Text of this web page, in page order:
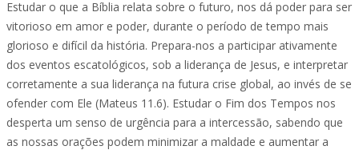
Estudar o que a Bíblia relata sobre o futuro, nos dá poder para ser
vitorioso em amor e poder, durante o período de tempo mais
glorioso e difícil da história. Prepara-nos a participar ativamente
dos eventos escatológicos, sob a liderança de Jesus, e interpretar
corretamente a sua liderança na futura crise global, ao invés de se
ofender com Ele (Mateus 11.6). Estudar o Fim dos Tempos nos
desperta um senso de urgência para a intercessão, sabendo que
as nossas orações podem minimizar a maldade e aumentar a